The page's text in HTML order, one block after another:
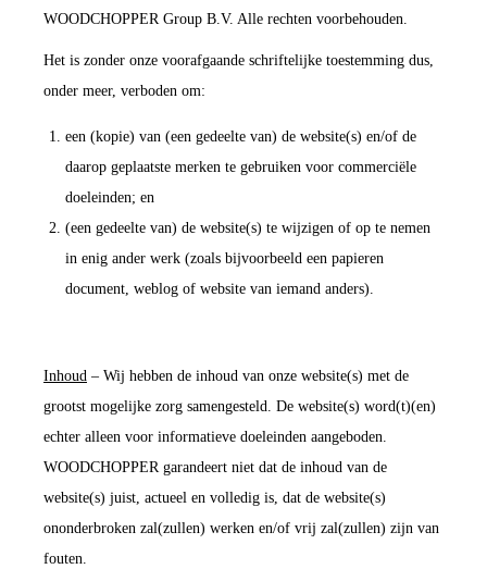
WOODCHOPPER Group B.V. Alle rechten voorbehouden.
Het is zonder onze voorafgaande schriftelijke toestemming dus,
onder meer, verboden om:
een (kopie) van (een gedeelte van) de website(s) en/of de
daarop geplaatste merken te gebruiken voor commerciële
doeleinden; en
(een gedeelte van) de website(s) te wijzigen of op te nemen
in enig ander werk (zoals bijvoorbeeld een papieren
document, weblog of website van iemand anders).
Inhoud – Wij hebben de inhoud van onze website(s) met de
grootst mogelijke zorg samengesteld. De website(s) word(t)(en)
echter alleen voor informatieve doeleinden aangeboden.
WOODCHOPPER garandeert niet dat de inhoud van de
website(s) juist, actueel en volledig is, dat de website(s)
ononderbroken zal(zullen) werken en/of vrij zal(zullen) zijn van
fouten.